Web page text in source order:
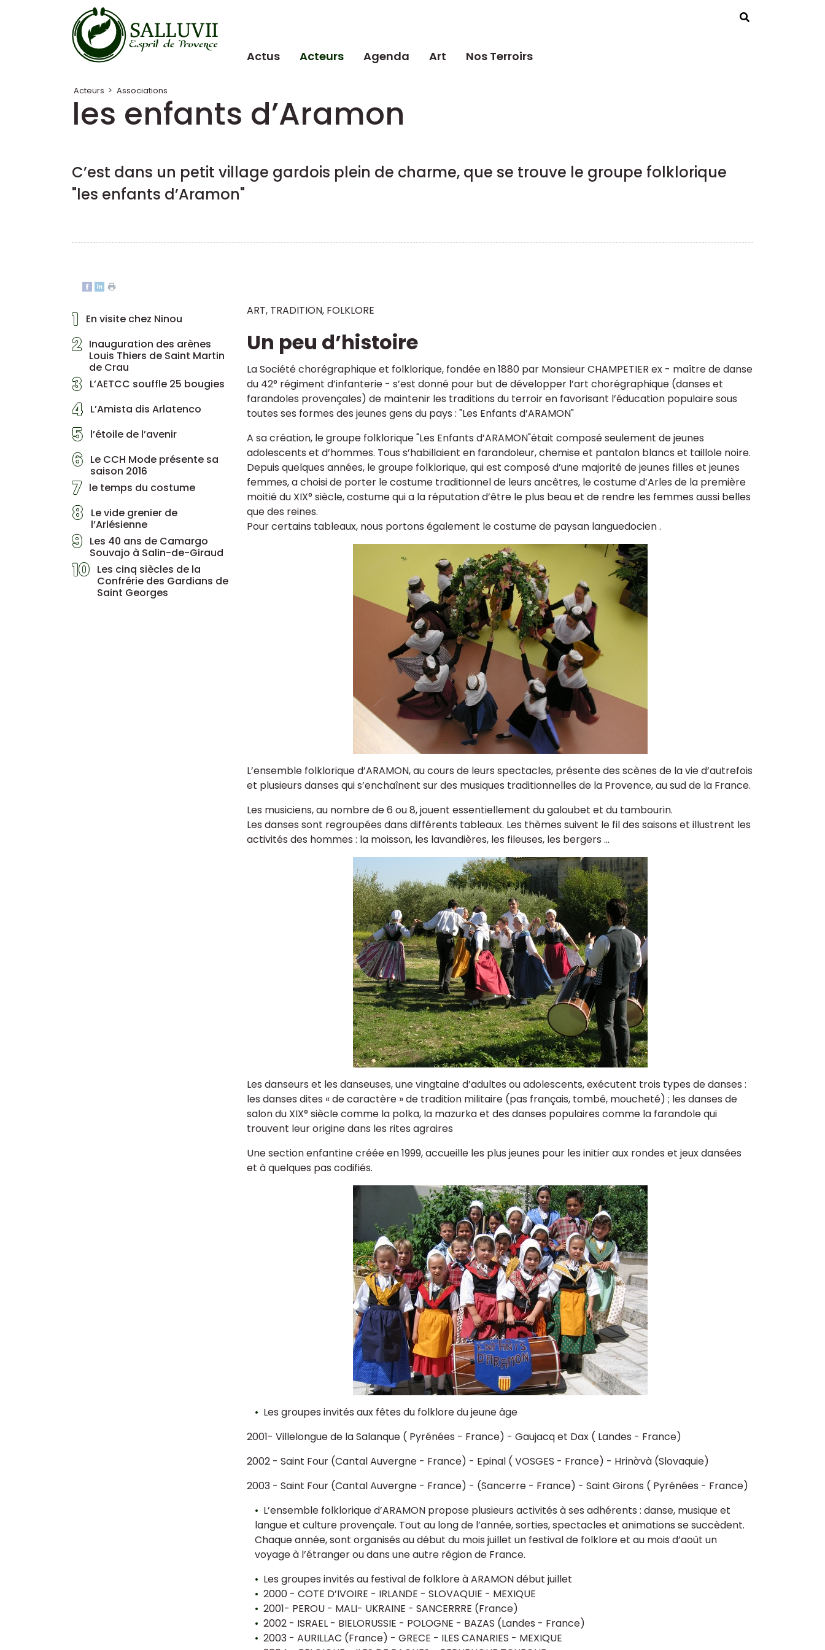
Panneau de gestion des cookies
Actus Acteurs Agenda Art Nos Terroirs
Acteurs > Associations
les enfants d’Aramon
C’est dans un petit village gardois plein de charme, que se trouve le groupe folklorique
"les enfants d’Aramon"
1 En visite chez Ninou
2 Inauguration des arènes
Louis Thiers de Saint Martin
de Crau
3 L’AETCC souffle 25 bougies
4 L’Amista dis Arlatenco
5 l’étoile de l’avenir
6 Le CCH Mode présente sa
saison 2016
7 le temps du costume
8
Le vide grenier de
l’Arlésienne
9 Les 40 ans de Camargo
Souvajo à Salin-de-Giraud
10 Les cinq siècles de la
Confrérie des Gardians de
Saint Georges
ART, TRADITION, FOLKLORE
Un peu d’histoire
La Société chorégraphique et folklorique, fondée en 1880 par Monsieur CHAMPETIER ex - maître de danse
du 42° régiment d’infanterie - s’est donné pour but de développer l’art chorégraphique (danses et
farandoles provençales) de maintenir les traditions du terroir en favorisant l’éducation populaire sous
toutes ses formes des jeunes gens du pays : "Les Enfants d’ARAMON"
A sa création, le groupe folklorique "Les Enfants d’ARAMON"était composé seulement de jeunes
adolescents et d’hommes. Tous s’habillaient en farandoleur, chemise et pantalon blancs et taillole noire.
Depuis quelques années, le groupe folklorique, qui est composé d’une majorité de jeunes filles et jeunes
femmes, a choisi de porter le costume traditionnel de leurs ancêtres, le costume d’Arles de la première
moitié du XIX° siècle, costume qui a la réputation d’être le plus beau et de rendre les femmes aussi belles
que des reines.
Pour certains tableaux, nous portons également le costume de paysan languedocien .
L’ensemble folklorique d’ARAMON, au cours de leurs spectacles, présente des scènes de la vie d’autrefois
et plusieurs danses qui s’enchaînent sur des musiques traditionnelles de la Provence, au sud de la France.
Les musiciens, au nombre de 6 ou 8, jouent essentiellement du galoubet et du tambourin.
Les danses sont regroupées dans différents tableaux. Les thèmes suivent le fil des saisons et illustrent les
activités des hommes : la moisson, les lavandières, les fileuses, les bergers ...
Les danseurs et les danseuses, une vingtaine d’adultes ou adolescents, exécutent trois types de danses :
les danses dites « de caractère » de tradition militaire (pas français, tombé, moucheté) ; les danses de
salon du XIX° siècle comme la polka, la mazurka et des danses populaires comme la farandole qui
trouvent leur origine dans les rites agraires
Une section enfantine créée en 1999, accueille les plus jeunes pour les initier aux rondes et jeux dansées
et à quelques pas codifiés.
Les groupes invités aux fêtes du folklore du jeune âge
2001- Villelongue de la Salanque ( Pyrénées - France) - Gaujacq et Dax ( Landes - France)
2002 - Saint Four (Cantal Auvergne - France) - Epinal ( VOSGES - France) - Hrinờvà (Slovaquie)
2003 - Saint Four (Cantal Auvergne - France) - (Sancerre - France) - Saint Girons ( Pyrénées - France)
L’ensemble folklorique d’ARAMON propose plusieurs activités à ses adhérents : danse, musique et
langue et culture provençale. Tout au long de l’année, sorties, spectacles et animations se succèdent.
Chaque année, sont organisés au début du mois juillet un festival de folklore et au mois d’août un
voyage à l’étranger ou dans une autre région de France.
Les groupes invités au festival de folklore à ARAMON début juillet
2000 - COTE D’IVOIRE - IRLANDE - SLOVAQUIE - MEXIQUE
2001- PEROU - MALI- UKRAINE - SANCERRRE (France)
2002 - ISRAEL - BIELORUSSIE - POLOGNE - BAZAS (Landes - France)
2003 - AURILLAC (France) - GRECE - ILES CANARIES - MEXIQUE